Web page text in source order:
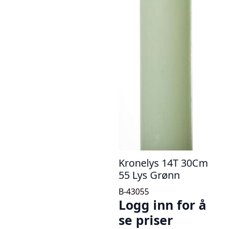
Kronelys 14T 30Cm
55 Lys Grønn
B-43055
Logg inn for å
se priser